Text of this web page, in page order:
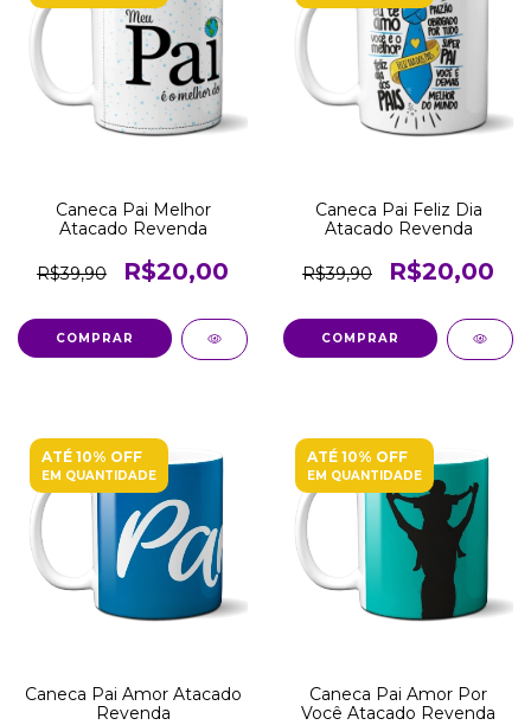
Caneca Pai Melhor
Atacado Revenda
R$39,90 R$20,00
COMPRAR
Caneca Pai Feliz Dia
Atacado Revenda
R$39,90 R$20,00
COMPRAR
ATÉ 10% OFF
EM QUANTIDADE
Caneca Pai Amor Atacado
Revenda
ATÉ 10% OFF
EM QUANTIDADE
Caneca Pai Amor Por
Você Atacado Revenda